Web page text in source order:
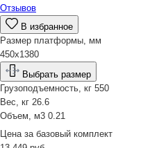
Отзывов
В избранное
Размер платформы, мм
450х1380
Выбрать размер
Грузоподъемность, кг 550
Вес, кг 26.6
Объем, м3 0.21
Цена за базовый комплект